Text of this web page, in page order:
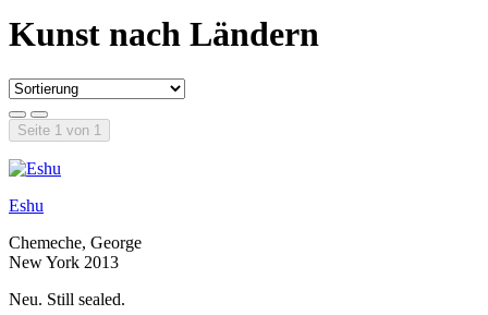
Kunst nach Ländern
Seite 1 von 1
Eshu
Chemeche, George
New York 2013
Neu. Still sealed.